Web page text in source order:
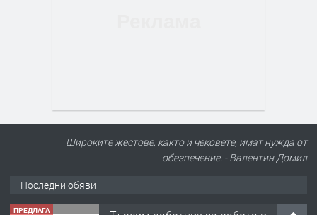
Широките жестове, както и чековете, имат нужда от
обезпечение. - Валентин Домил
Последни обяви
ПРЕДЛАГА